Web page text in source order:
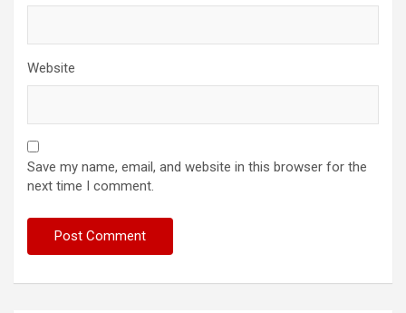
Website
Save my name, email, and website in this browser for the
next time I comment.